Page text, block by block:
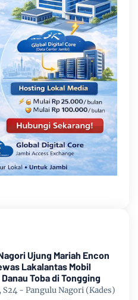
Ujung Mariah Encon
Lakalantas Mobil
Toba di Tongging
- Pangulu Nagori (Kades)